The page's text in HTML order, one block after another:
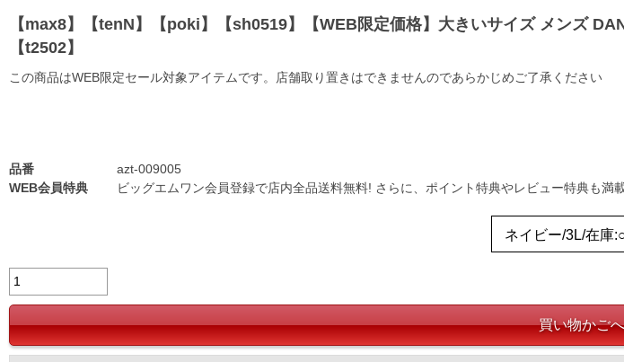
【max8】【tenN】【poki】【sh0519】【WEB限定価格】大きいサイズ メンズ
【t2502】
この商品はWEB限定セール対象アイテムです。店舗取り置きはできませんのであらかじめご了承ください
品番
azt-009005
WEB会員特典
ビッグエムワン会員登録で店内全品送料無料! さらに、ポイント特典やレビュー特典も満載